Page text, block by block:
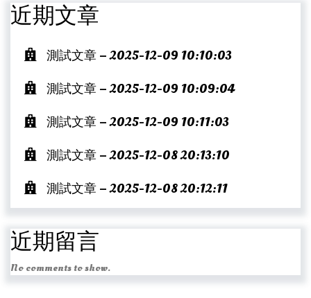
近期文章
測試文章 – 2025-12-09 10:10:03
測試文章 – 2025-12-09 10:09:04
測試文章 – 2025-12-09 10:11:03
測試文章 – 2025-12-08 20:13:10
測試文章 – 2025-12-08 20:12:11
近期留言
No comments to show.